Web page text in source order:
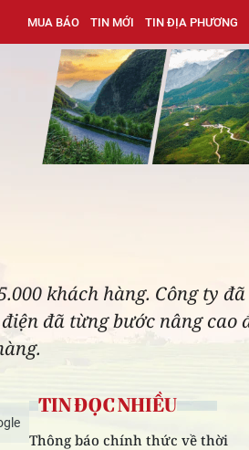
MUA BÁO TIN MỚI TIN ĐỊA PHƯƠNG
khách hàng. Công ty
đã từng bước nâng cao
TIN ĐỌC NHIỀU
Thông báo chính thức về thời